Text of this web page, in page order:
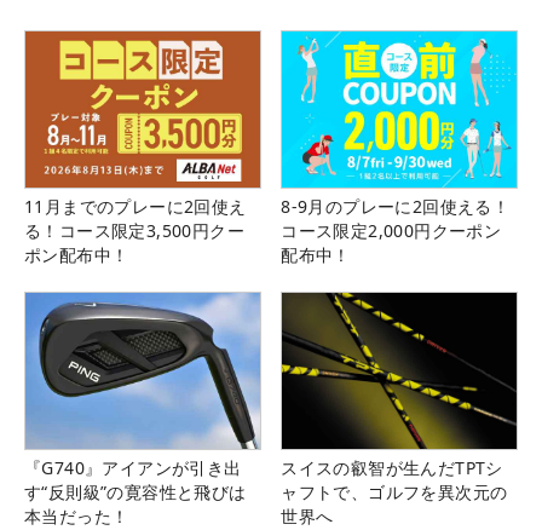
11月までのプレーに2回使え
る！コース限定3,500円クー
ポン配布中！
8-9月のプレーに2回使える！
コース限定2,000円クーポン
配布中！
『G740』アイアンが引き出
す“反則級”の寛容性と飛びは
本当だった！
スイスの叡智が生んだTPTシ
ャフトで、ゴルフを異次元の
世界へ